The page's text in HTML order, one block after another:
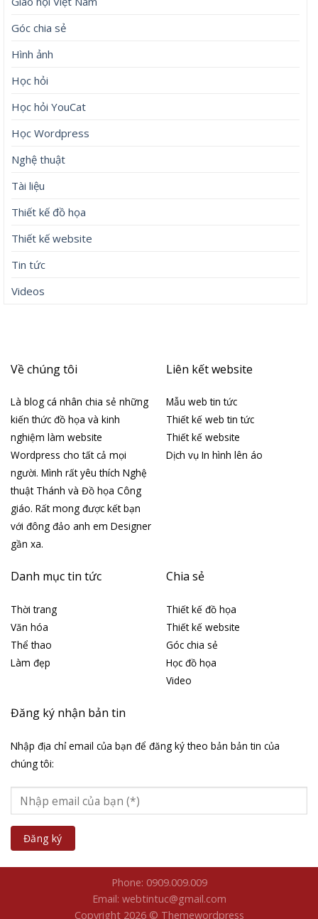
Góc chia sẻ
Hình ảnh
Học hỏi
Học hỏi YouCat
Học Wordpress
Nghệ thuật
Tài liệu
Thiết kế đồ họa
Thiết kế website
Tin tức
Videos
Về chúng tôi
Là blog cá nhân chia sẻ những
kiến thức đồ họa và kinh
nghiệm làm website
Wordpress cho tất cả mọi
người. Mình rất yêu thích Nghệ
thuật Thánh và Đồ họa Công
giáo. Rất mong được kết bạn
với đông đảo anh em Designer
gần xa.
Liên kết website
Mẫu web tin tức
Thiết kế web tin tức
Thiết kế website
Dịch vụ In hình lên áo
Danh mục tin tức
Thời trang
Văn hóa
Thể thao
Làm đẹp
Chia sẻ
Thiết kế đồ họa
Thiết kế website
Góc chia sẻ
Học đồ họa
Video
Đăng ký nhận bản tin
Nhập địa chỉ email của bạn để đăng ký theo bản bản tin của
chúng tôi:
Phone: 0909.009.009
Email: webtintuc@gmail.com
Copyright 2026 © Themewordpress